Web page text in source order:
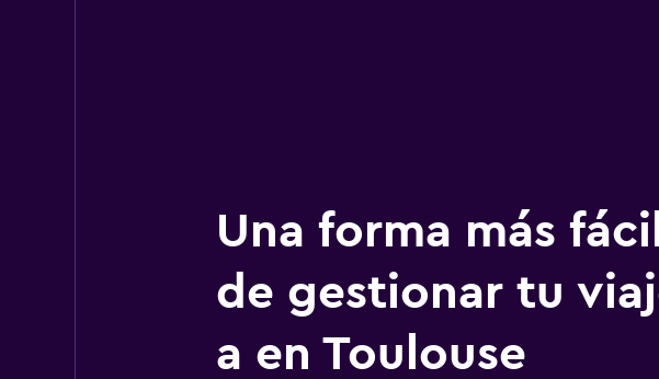
Una forma más fácil
de gestionar tu
a en Toulouse